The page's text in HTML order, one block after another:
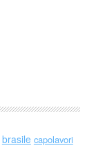
brasile capolavori